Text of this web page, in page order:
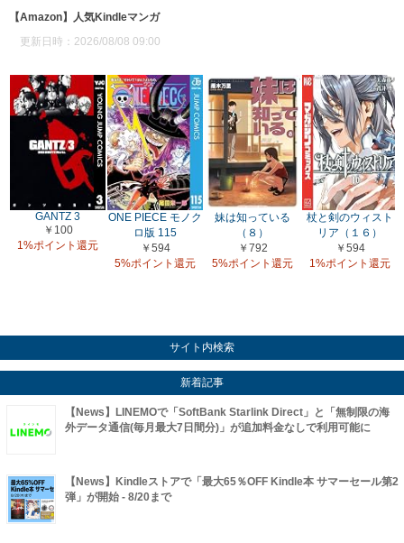
【Amazon】人気Kindleマンガ
更新日時：2026/08/08 09:00
GANTZ 3
￥100
1%ポイント還元
ONE PIECE モノク
ロ版 115
￥594
5%ポイント還元
妹は知っている
（８）
￥792
5%ポイント還元
杖と剣のウィスト
リア（１６）
￥594
1%ポイント還元
サイト内検索
新着記事
【News】LINEMOで「SoftBank Starlink Direct」と「無制限の海
外データ通信(毎月最大7日間分)」が追加料金なしで利用可能に
【News】Kindleストアで「最大65％OFF Kindle本 サマーセール第2
弾」が開始 - 8/20まで